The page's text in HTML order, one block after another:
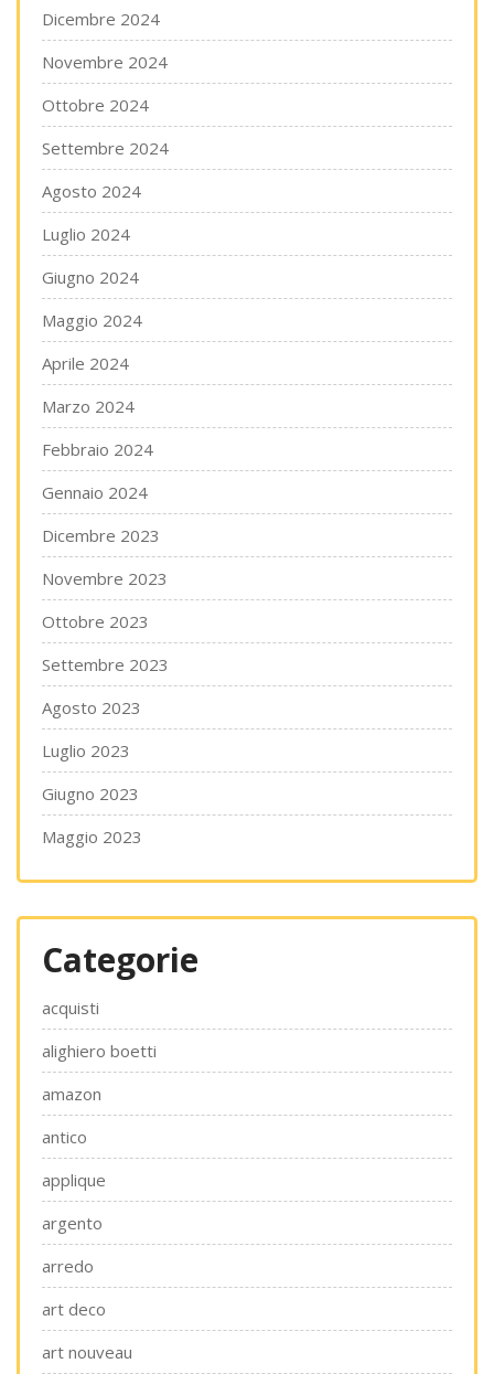
Dicembre 2024
Novembre 2024
Ottobre 2024
Settembre 2024
Agosto 2024
Luglio 2024
Giugno 2024
Maggio 2024
Aprile 2024
Marzo 2024
Febbraio 2024
Gennaio 2024
Dicembre 2023
Novembre 2023
Ottobre 2023
Settembre 2023
Agosto 2023
Luglio 2023
Giugno 2023
Maggio 2023
Categorie
acquisti
alighiero boetti
amazon
antico
applique
argento
arredo
art deco
art nouveau